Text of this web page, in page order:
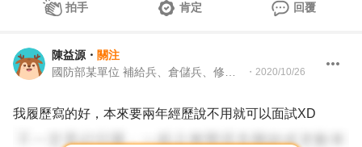
拍手 肯定 回覆
陳益源 ・ 關注
・ 2020/10/26
我履歷寫的好，本來要兩年經歷說不用就可以面試XD